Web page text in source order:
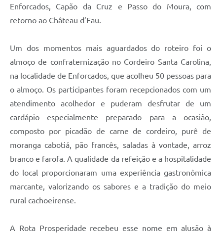
Enforcados, Capão da Cruz e Passo do Moura, com
retorno ao Château d’Eau.
Um dos momentos mais aguardados do roteiro foi o
almoço de confraternização no Cordeiro Santa Carolina,
na localidade de Enforcados, que acolheu 50 pessoas para
o almoço. Os participantes foram recepcionados com um
atendimento acolhedor e puderam desfrutar de um
cardápio especialmente preparado para a ocasião,
composto por picadão de carne de cordeiro, purê de
moranga cabotiá, pão francês, saladas à vontade, arroz
branco e farofa. A qualidade da refeição e a hospitalidade
do local proporcionaram uma experiência gastronômica
marcante, valorizando os sabores e a tradição do meio
rural cachoeirense.
A Rota Prosperidade recebeu esse nome em alusão à